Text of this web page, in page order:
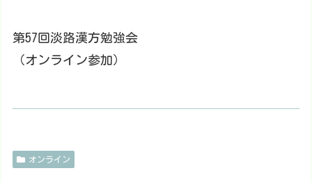
第57回淡路漢方勉強会
（オンライン参加）
オンライン